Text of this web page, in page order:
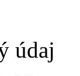
údaj